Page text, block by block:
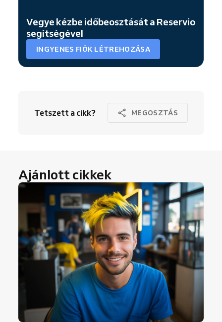
Vegye kézbe időbeosztását a Reservio
segítségével
INGYENES FIÓK LÉTREHOZÁSA
Tetszett a cikk? MEGOSZTÁS
Ajánlott cikkek